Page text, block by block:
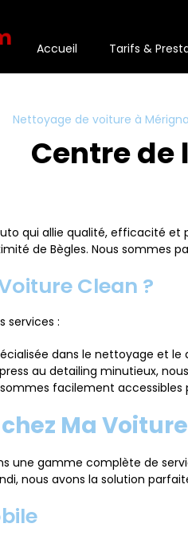
Accueil Tarifs &
Nettoyage de voiture à
Centre de
qui allie qualité, efficacité
de Bègles. Nous sommes
Clean ?
services :
dans le nettoyage et le
au detailing minutieux,
facilement accessibles
Ma
une gamme complète de
nous avons la solution